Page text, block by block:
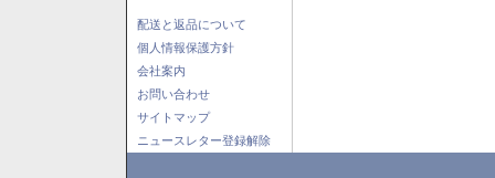
配送と返品について
個人情報保護方針
会社案内
お問い合わせ
サイトマップ
ニュースレター登録解除